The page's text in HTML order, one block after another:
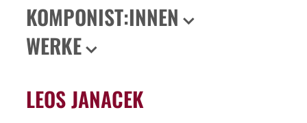
KOMPONIST:INNEN
WERKE
LEOS JANACEK